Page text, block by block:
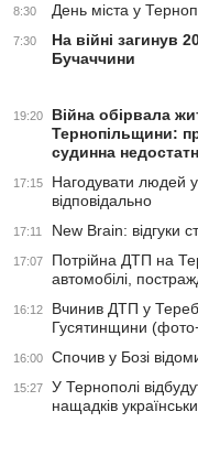
8:30 День міста у
7:30
На війні загинув
Бучаччини
19:20
Війна обірвала
Тернопільщини:
судинна
17:15
Нагодувати людей
відповідально
17:11 New Brain: відгуки
17:07
Потрійна ДТП на
автомобілі,
16:12
Вчинив ДТП у
Гусятинщини
16:00 Спочив у Бозі
15:27
У Тернополі
нащадків